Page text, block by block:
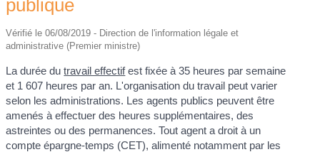
publique
Vérifié le 06/08/2019 - Direction de l'information légale et
administrative (Premier ministre)
La durée dutravail effectifest fixée à 35 heures par semaine
et 1 607 heures par an. L'organisation du travail peut varier
selon les administrations. Les agents publics peuvent être
amenés à effectuer des heures supplémentaires, des
astreintes ou des permanences. Tout agent a droit à un
compte épargne-temps (CET), alimenté notamment par les